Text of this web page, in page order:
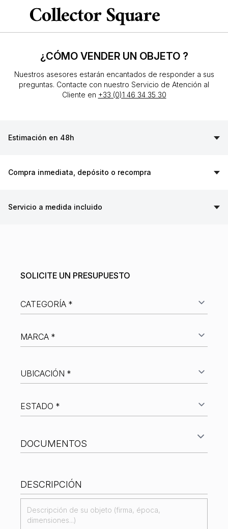
¿CÓMO VENDER UN OBJETO ?
Nuestros asesores estarán encantados de responder a sus
preguntas. Contacte con nuestro Servicio de Atención al
Cliente en +33 (0)1 46 34 35 30
Estimación en 48h
Compra inmediata, depósito o recompra
Servicio a medida incluido
SOLICITE UN PRESUPUESTO
selección?
DOCUMENTOS
Llaves, candados
Bandolera
DESCRIPCIÓN